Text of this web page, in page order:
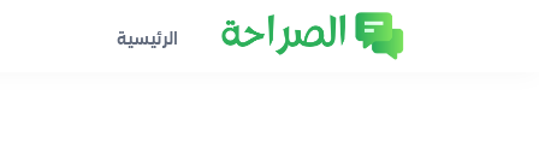
الرئيسية